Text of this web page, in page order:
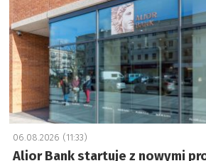
06.08.2026 (11:33)
Alior Bank startuje z nowymi